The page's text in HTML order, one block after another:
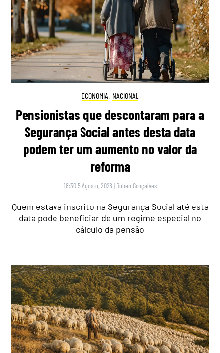
ECONOMIA , NACIONAL
Pensionistas que descontaram para a
Segurança Social antes desta data
podem ter um aumento no valor da
reforma
18:30 5 Agosto, 2026 | Rubén Gonçalves
Quem estava inscrito na Segurança Social até esta
data pode beneficiar de um regime especial no
cálculo da pensão